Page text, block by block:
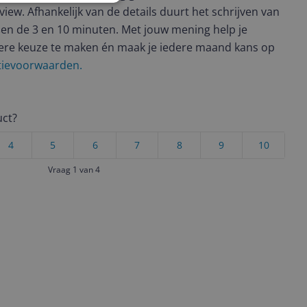
Afhankelijk van de details duurt het schrijven van
de 3 en 10 minuten. Met jouw mening help je
keuze te maken én maak je iedere maand kans op
10
9
8
7
6
5
4
Vraag 1 van 4